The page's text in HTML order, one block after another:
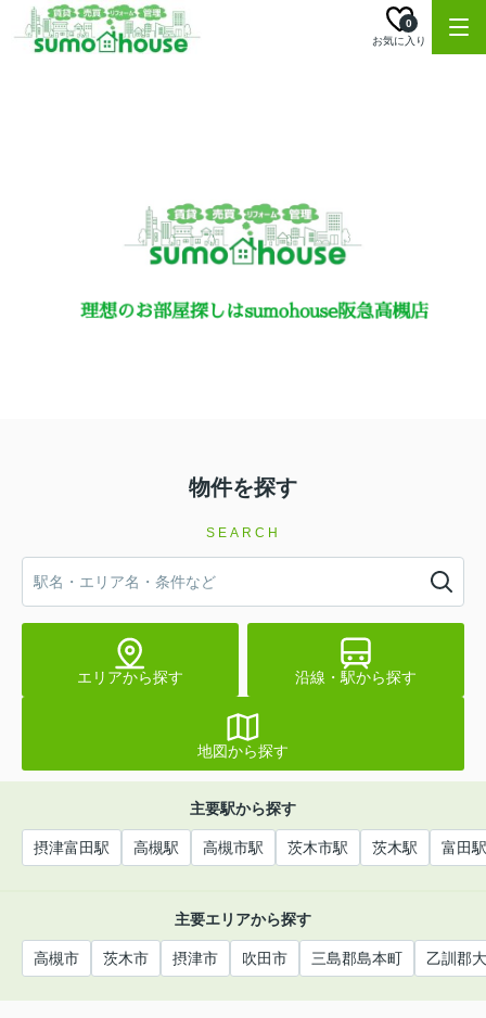
お気に入り
0
物件を探す
SEARCH
エリアから探す 沿線・駅から探す
地図から探す
主要駅から探す
摂津富田駅 高槻駅 高槻市駅 茨木市駅 茨木駅 富田駅
主要エリアから探す
高槻市 茨木市 摂津市 吹田市 三島郡島本町 乙訓郡